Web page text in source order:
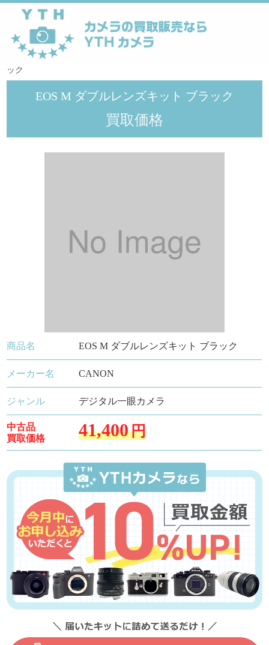
YTHカメラ >
ック
EOS M ダブルレンズキット ブラック
買取価格
商品名 EOS M ダブルレンズキット ブラック
メーカー名 CANON
ジャンル デジタル一眼カメラ
中古品
買取価格
41,400円